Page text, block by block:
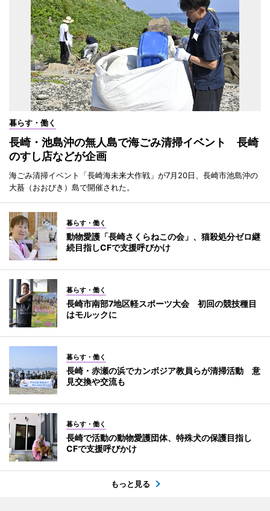
暮らす・働く
長崎・池島沖の無人島で海ごみ清掃イベント 長崎
のすし店などが企画
海ごみ清掃イベント「長崎海未来大作戦」が7月20日、長崎市池島沖の
大蟇（おおびき）島で開催された。
暮らす・働く
動物愛護「長崎さくらねこの会」、猫殺処分ゼロ継
続目指しCFで支援呼びかけ
暮らす・働く
長崎市南部7地区軽スポーツ大会 初回の競技種目
はモルックに
暮らす・働く
長崎・赤瀬の浜でカンボジア教員らが清掃活動 意
見交換や交流も
暮らす・働く
長崎で活動の動物愛護団体、特殊犬の保護目指し
CFで支援呼びかけ
もっと見る